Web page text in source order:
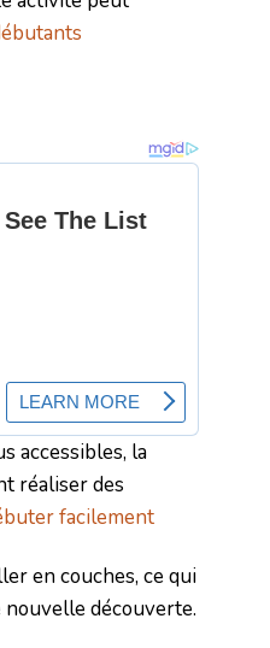
accessibles, la
réaliser des
facilement
en couches, ce qui
découverte.